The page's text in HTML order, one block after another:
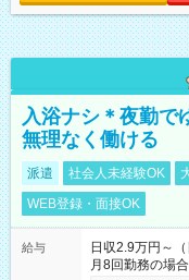
入浴ナシ＊夜勤で
無理なく働ける
派遣 社会人未経験OK
WEB登録・面接OK
給与
日収2.9万円～
月8回勤務の場合